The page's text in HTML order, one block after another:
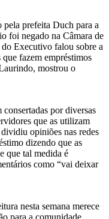
pela prefeita Duch para a
foi negado na Câmara de
Executivo falou sobre a
fazem empréstimos
mostrou o
por diversas
que as utilizam
opiniões nas redes
dizendo que as
que tal medida é
como “vai deixar
nesta semana merece